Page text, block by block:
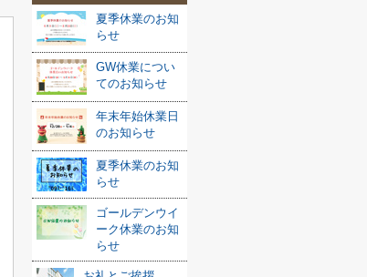
夏季休業のお知
らせ
GW休業につい
てのお知らせ
年末年始休業日
のお知らせ
夏季休業のお知
らせ
ゴールデンウイ
ーク休業のお知
らせ